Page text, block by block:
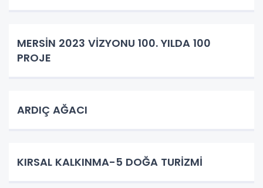
MERSİN 2023 VİZYONU 100. YILDA 100
PROJE
ARDIÇ AĞACI
KIRSAL KALKINMA-5 DOĞA TURİZMİ